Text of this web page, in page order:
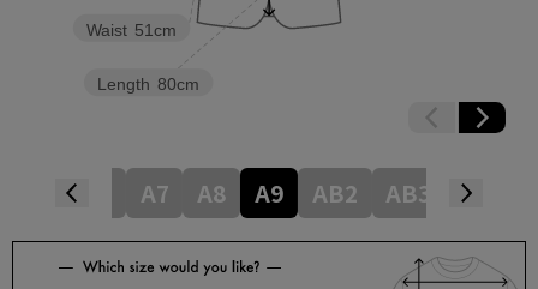
Length 80cm
Waist 51cm
A7 A8 A9 AB2 AB3 AB4